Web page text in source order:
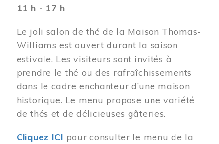
11 h - 17 h
Le joli salon de thé de la Maison Thomas-
Williams est ouvert durant la saison
estivale. Les visiteurs sont invités à
prendre le thé ou des rafraîchissements
dans le cadre enchanteur d’une maison
historique. Le menu propose une variété
de thés et de délicieuses gâteries.
Cliquez ICI pour consulter le menu de la